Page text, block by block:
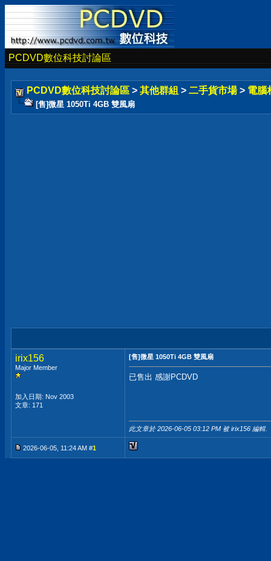
PCDVD數位科技討論區
PCDVD數位科技討論區 > 其他群組 > 二手貨市場 > 電腦
[售]微星 1050Ti 4GB 雙風扇
irix156
Major Member
加入日期: Nov 2003
文章: 171
[售]微星 1050Ti 4GB 雙風扇
已售出 感謝PCDVD
此文章於 2026-06-05 03:12 PM 被 irix156 編輯.
2026-06-05, 11:24 AM #1